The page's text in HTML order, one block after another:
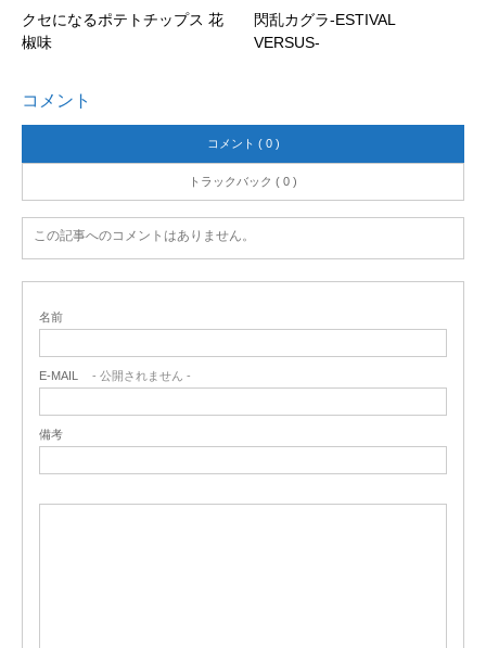
クセになるポテトチップス 花
椒味
閃乱カグラ-ESTIVAL
VERSUS-
コメント
コメント ( 0 )
トラックバック ( 0 )
この記事へのコメントはありません。
名前
E-MAIL - 公開されません -
備考